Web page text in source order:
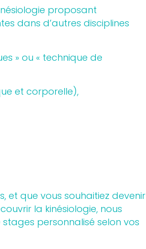
proposant
dans d’autres disciplines
» ou « technique de
et corporelle),
et que vous souhaitiez devenir
la kinésiologie, nous
personnalisé selon vos